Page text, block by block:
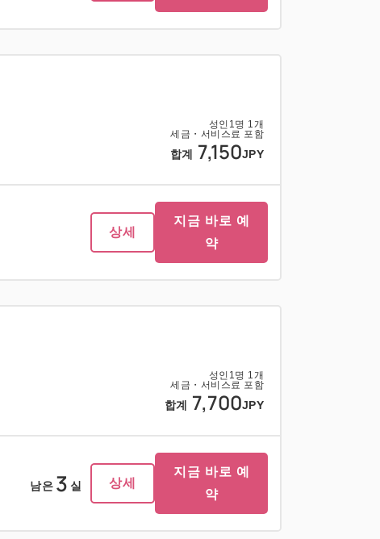
성인 1명 1개
세금・서비스료 포함
합계 7,150JPY
상세
지금 바로 예
약
성인 1명 1개
세금・서비스료 포함
합계 7,700JPY
남은 3 실 상세
지금 바로 예
약